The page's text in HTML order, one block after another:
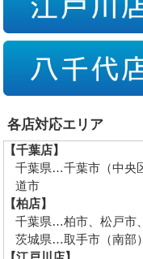
各店対応エリア
【千葉店】
千葉県…千葉市（中央
道市
【柏店】
千葉県…柏市、松戸市
茨城県…取手市（南部